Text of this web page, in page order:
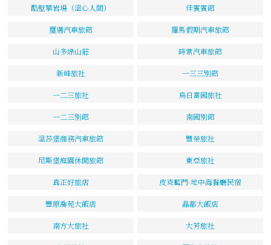
酷壁攀岩場（溫心人間） 佳賓賓館
璽邁汽車旅館 羅馬假期汽車旅館
山多綠山莊 時常汽車旅館
新峰旅社 一三三別館
一二三旅社 烏日富國旅社
一二三別館 南國別館
溫莎堡商務汽車旅館 豐榮旅社
尼斯堡庭園休閒旅館 東亞旅社
真正好旅店 皮克藍門-地中海餐廳民宿
豐原喬苑大飯店 晶都大飯店
南方大旅社 大芳旅社